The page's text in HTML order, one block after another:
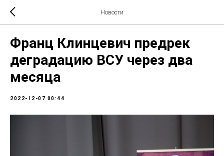
Новости
Франц Клинцевич предрек
деградацию ВСУ через два
месяца
2022-12-07 00:44